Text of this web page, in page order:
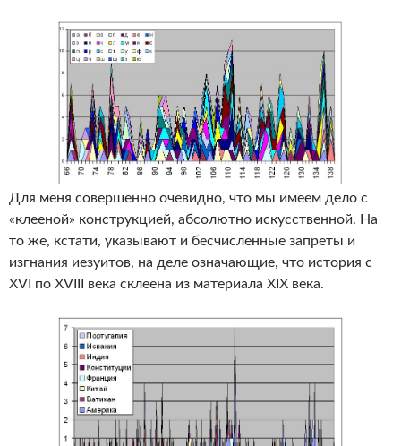
Для меня совершенно очевидно, что мы имеем дело с
«клееной» конструкцией, абсолютно искусственной. На
то же, кстати, указывают и бесчисленные запреты и
изгнания иезуитов, на деле означающие, что история с
XVI по XVIII века склеена из материала XIX века.